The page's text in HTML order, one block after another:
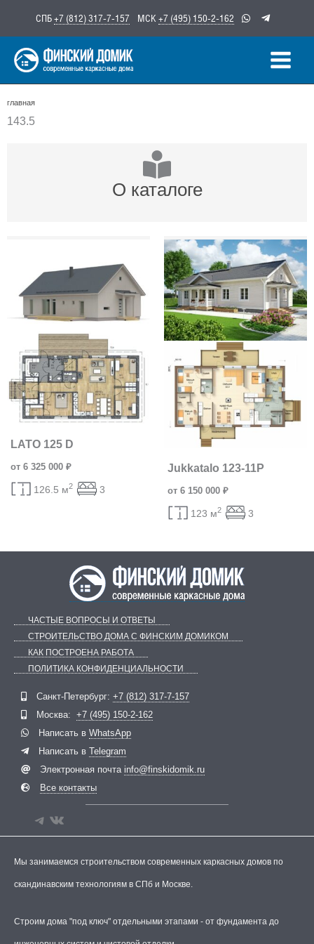
содержимому
СПБ+7 (812) 317-7-157 МСК +7 (495) 150-2-162
главная
143.5
О каталоге
LATO 125 D
от 6 325 000 ₽
126.5 м2 3
Jukkatalo 123-11P
от 6 150 000 ₽
123 м2 3
ЧАСТЫЕ ВОПРОСЫ И ОТВЕТЫ
СТРОИТЕЛЬСТВО ДОМА С ФИНСКИМ ДОМИКОМ
КАК ПОСТРОЕНА РАБОТА
ПОЛИТИКА КОНФИДЕНЦИАЛЬНОСТИ
Санкт-Петербург: +7 (812) 317-7-157
Москва: +7 (495) 150-2-162
Написать в WhatsApp
Написать в Telegram
Электронная почта info@finskidomik.ru
Все контакты
Мы занимаемся строительством современных каркасных домов по
скандинавским технологиям в СПб и Москве.
Строим дома "под ключ" отдельными этапами - от фундамента до